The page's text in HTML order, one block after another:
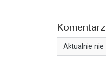
Aktualnie nie